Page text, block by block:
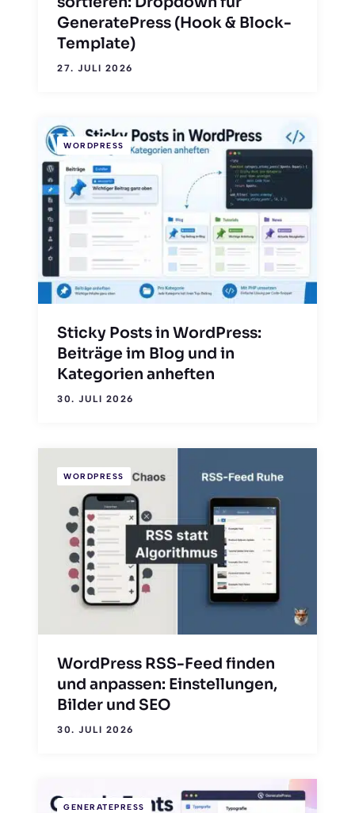
GeneratePress (Hook & Block-
Template)
27. JULI 2026
WORDPRESS
Sticky Posts in WordPress:
Beiträge im Blog und in
Kategorien anheften
30. JULI 2026
WORDPRESS
WordPress RSS-Feed finden
und anpassen: Einstellungen,
Bilder und SEO
30. JULI 2026
GENERATEPRESS